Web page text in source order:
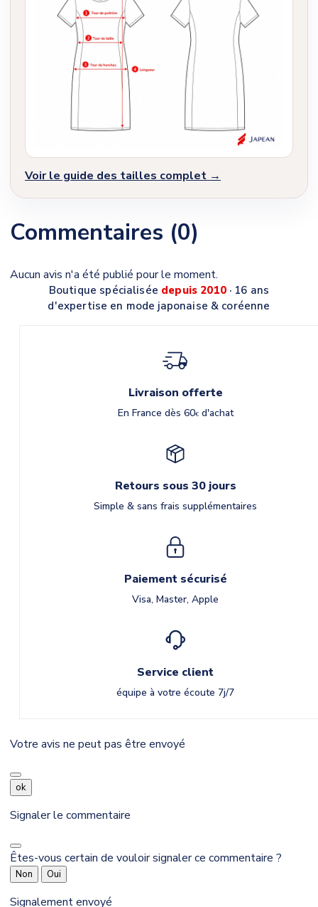
Voir le guide des tailles complet →
Commentaires (0)
Aucun avis n'a été publié pour le moment.
Boutique spécialisée depuis 2010· 16 ans
d'expertise en mode japonaise & coréenne
Livraison offerte
En France dès 60€d'achat
Retours sous 30 jours
Simple & sans frais supplémentaires
Paiement sécurisé
Visa, Master, Apple
Service client
équipe à votre écoute 7j/7
Votre avis ne peut pas être envoyé
ok
Signaler le commentaire
Êtes-vous certain de vouloir signaler ce commentaire ?
Non Oui
Signalement envoyé